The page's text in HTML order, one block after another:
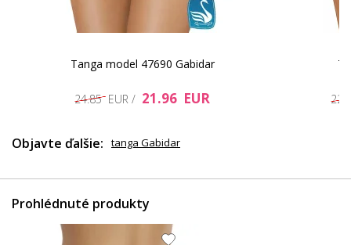
Tanga model 47690 Gabidar
24.85 EUR / 21.96 EUR
Objavte ďalšie: tanga Gabidar
Prohlédnuté produkty